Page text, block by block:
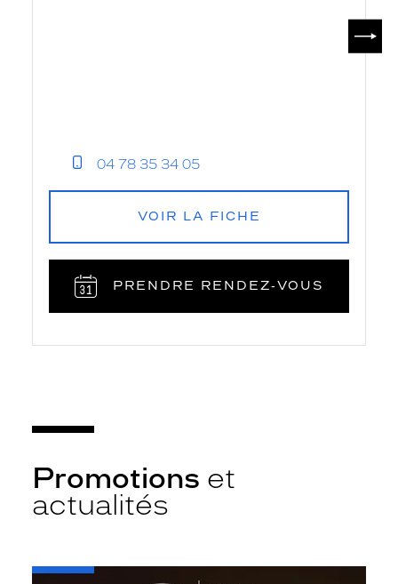
04 78 35 34 05
VOIR LA FICHE
PRENDRE RENDEZ‑VOUS
Promotions et
actualités
-